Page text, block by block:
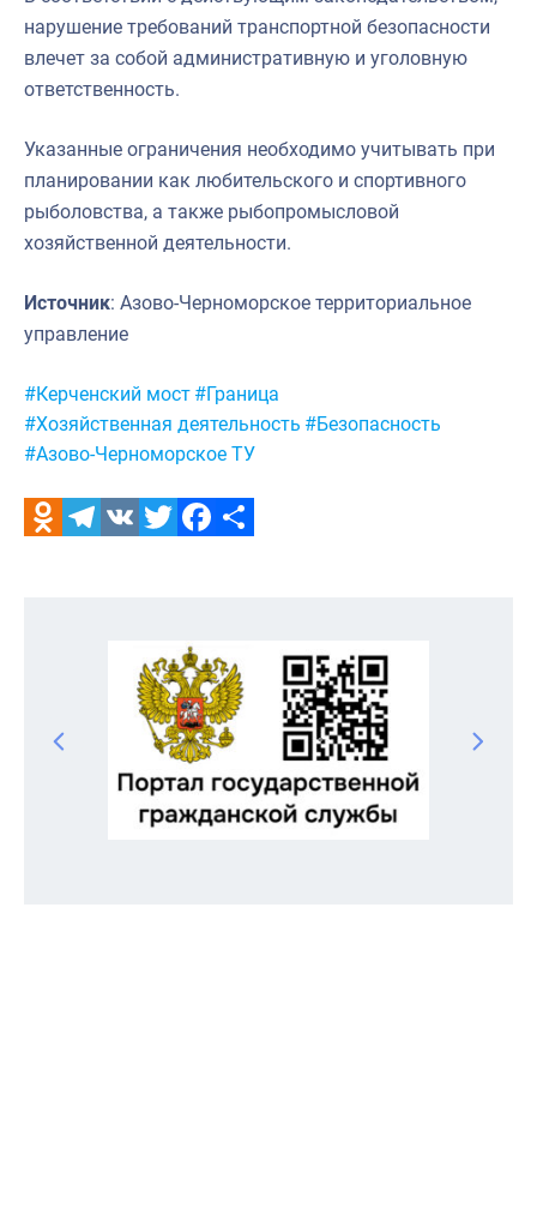
нарушение требований транспортной безопасности
влечет за собой административную и уголовную
ответственность.
Указанные ограничения необходимо учитывать при
планировании как любительского и спортивного
рыболовства, а также рыбопромысловой
хозяйственной деятельности.
Источник: Азово-Черноморское территориальное
управление
Метки:
#Керченский мост #Граница
#Хозяйственная деятельность #Безопасность
#Азово-Черноморское ТУ